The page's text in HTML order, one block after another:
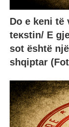
Do e keni të
teκstin/ E
sot është
shqiptar